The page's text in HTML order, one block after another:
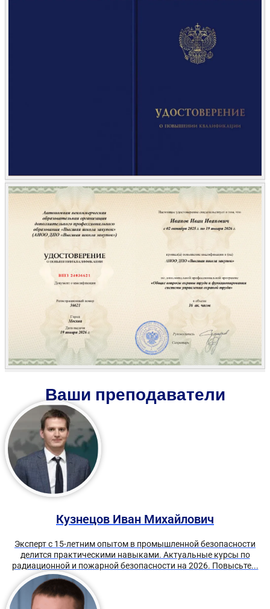
Ваши преподаватели
Кузнецов Иван Михайлович
Эксперт с 15-летним опытом в промышленной безопасности
делится практическими навыками. Актуальные курсы по
радиационной и пожарной безопасности на 2026. Повысьте...